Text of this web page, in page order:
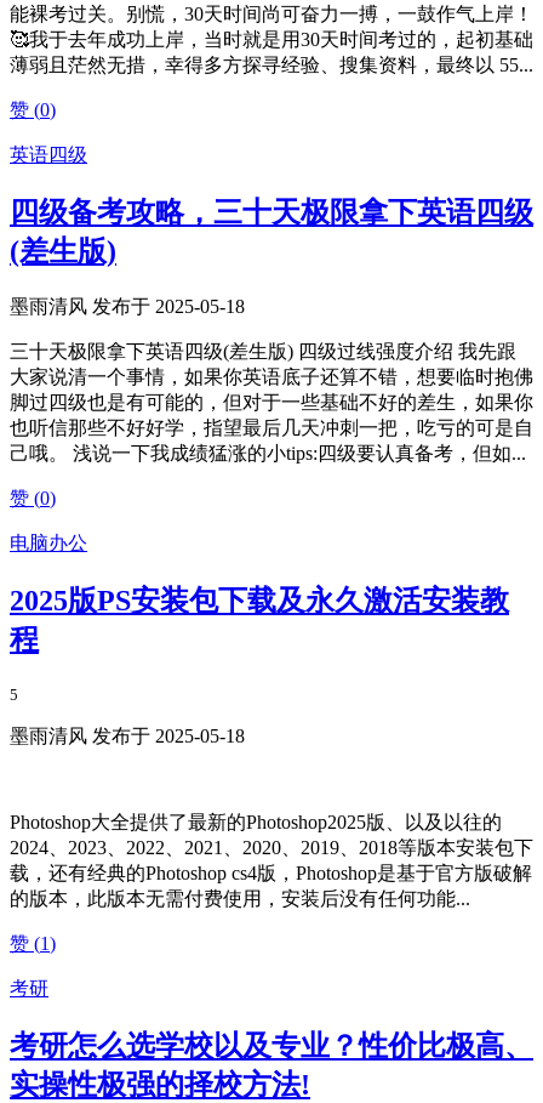
能裸考过关。别慌，30天时间尚可奋力一搏，一鼓作气上岸！
🥰我于去年成功上岸，当时就是用30天时间考过的，起初基础
薄弱且茫然无措，幸得多方探寻经验、搜集资料，最终以 55...
赞 (0)
英语四级
四级备考攻略，三十天极限拿下英语四级
(差生版)
墨雨清风 发布于 2025-05-18
三十天极限拿下英语四级(差生版) 四级过线强度介绍 我先跟
大家说清一个事情，如果你英语底子还算不错，想要临时抱佛
脚过四级也是有可能的，但对于一些基础不好的差生，如果你
也听信那些不好好学，指望最后几天冲刺一把，吃亏的可是自
己哦。 浅说一下我成绩猛涨的小tips:四级要认真备考，但如...
赞 (0)
电脑办公
2025版PS安装包下载及永久激活安装教
程
5
墨雨清风 发布于 2025-05-18
Photoshop大全提供了最新的Photoshop2025版、以及以往的
2024、2023、2022、2021、2020、2019、2018等版本安装包下
载，还有经典的Photoshop cs4版，Photoshop是基于官方版破解
的版本，此版本无需付费使用，安装后没有任何功能...
赞 (1)
考研
考研怎么选学校以及专业？性价比极高、
实操性极强的择校方法!